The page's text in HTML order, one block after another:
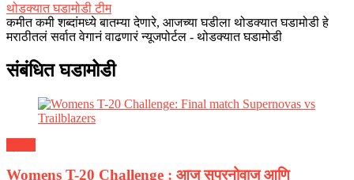
थोडक्यात घडामोडी टीम
कमीत कमी शब्दांमध्ये बातम्या देणारे, आजच्या घडीला थोडक्यात घडामोडी हे
मराठीतलं सर्वात वेगानं वाढणारं न्यूजपोर्टल - थोडक्यात घडामोडी
संबंधित घडामोडी
Womens T-20 Challenge : आज सुपरनोवाज आणि